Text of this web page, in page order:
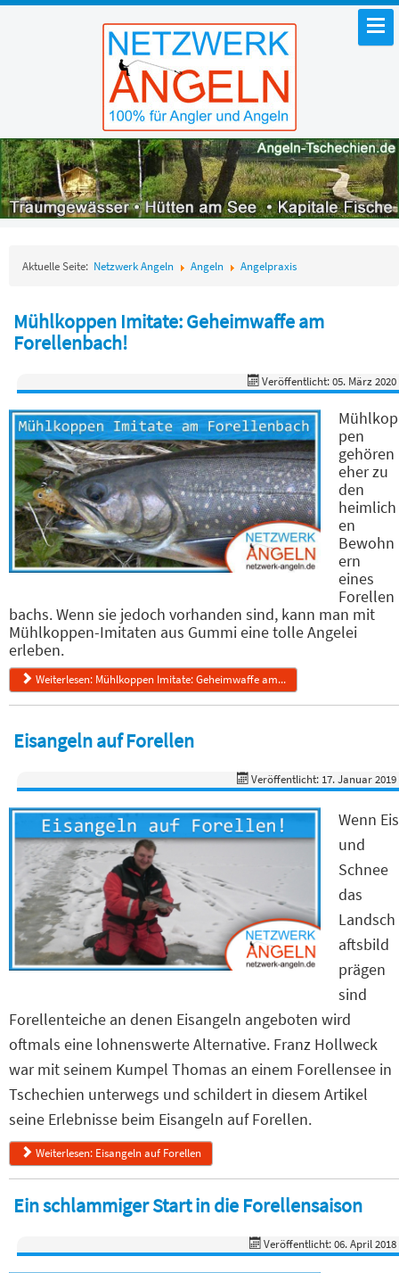
Aktuelle Seite: Netzwerk Angeln Angeln Angelpraxis
Mühlkoppen Imitate: Geheimwaffe am
Forellenbach!
Veröffentlicht: 05. März 2020
Mühlkop
pen
gehören
eher zu
den
heimlich
en
Bewohn
ern
eines
Forellen
bachs. Wenn sie jedoch vorhanden sind, kann man mit
Mühlkoppen-Imitaten aus Gummi eine tolle Angelei
erleben.
Weiterlesen: Mühlkoppen Imitate: Geheimwaffe am...
Eisangeln auf Forellen
Veröffentlicht: 17. Januar 2019
Wenn Eis
und
Schnee
das
Landsch
aftsbild
prägen
sind
Forellenteiche an denen Eisangeln angeboten wird
oftmals eine lohnenswerte Alternative. Franz Hollweck
war mit seinem Kumpel Thomas an einem Forellensee in
Tschechien unterwegs und schildert in diesem Artikel
seine Erlebnisse beim Eisangeln auf Forellen.
Weiterlesen: Eisangeln auf Forellen
Ein schlammiger Start in die Forellensaison
Veröffentlicht: 06. April 2018